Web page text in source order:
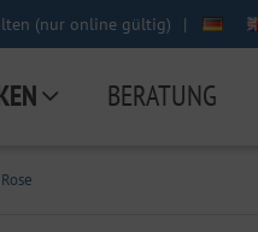
(nur online gültig) |
BERATUNG